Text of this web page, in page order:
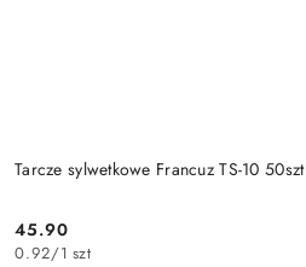
Tarcze sylwetkowe Francuz TS-10 50szt
Cena:
45.90
0.92/1 szt